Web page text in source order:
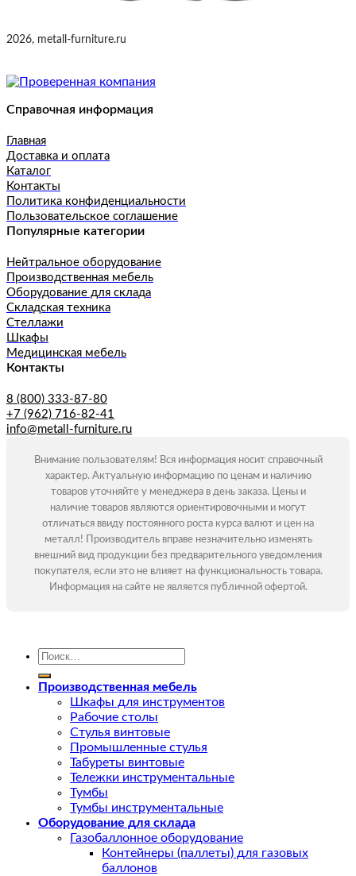
2026, metall-furniture.ru
Справочная информация
Главная
Доставка и оплата
Каталог
Контакты
Политика конфиденциальности
Пользовательское соглашение
Популярные категории
Нейтральное оборудование
Производственная мебель
Оборудование для склада
Складская техника
Стеллажи
Шкафы
Медицинская мебель
Контакты
8 (800) 333-87-80
+7 (962) 716-82-41
info@metall-furniture.ru
Внимание пользователям! Вся информация носит справочный
характер. Актуальную информацию по ценам и наличию
товаров уточняйте у менеджера в день заказа. Цены и
наличие товаров являются ориентировочными и могут
отличаться ввиду постоянного роста курса валют и цен на
металл! Производитель вправе незначительно изменять
внешний вид продукции без предварительного уведомления
покупателя, если это не влияет на функциональность товара.
Информация на сайте не является публичной офертой.
Искать:
Производственная мебель
Шкафы для инструментов
Рабочие столы
Стулья винтовые
Промышленные стулья
Табуреты винтовые
Тележки инструментальные
Тумбы
Тумбы инструментальные
Оборудование для склада
Газобаллонное оборудование
Контейнеры (паллеты) для газовых
баллонов